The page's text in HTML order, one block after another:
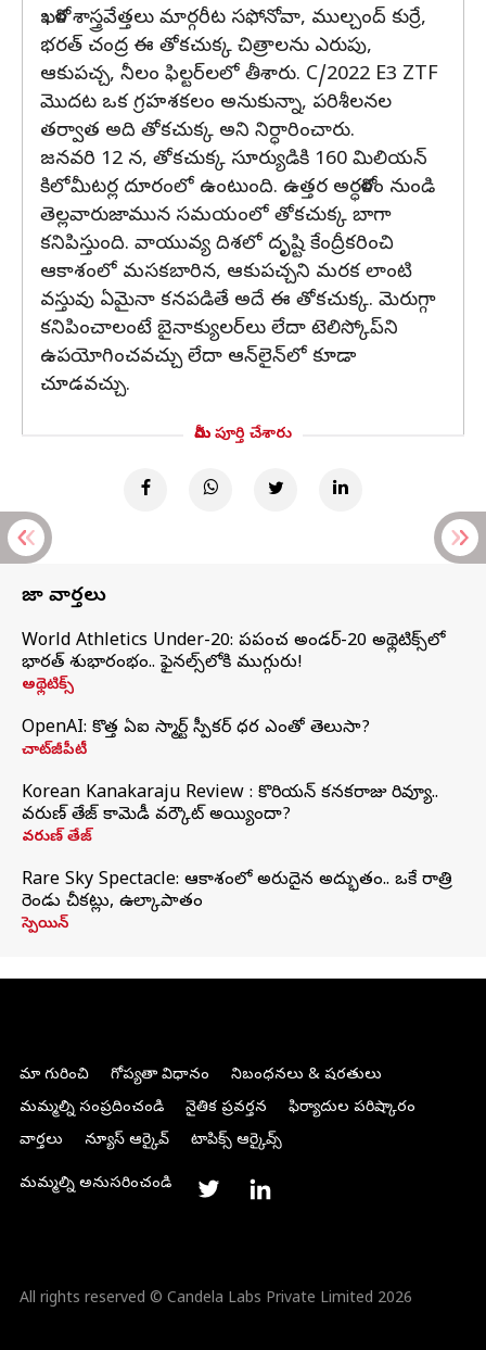
ఖగోళ శాస్త్రవేత్తలు మార్గరీట సఫోనోవా, ముల్చంద్ కుర్రే,
భరత్ చంద్ర ఈ తోకచుక్క చిత్రాలను ఎరుపు,
ఆకుపచ్చ, నీలం ఫిల్టర్‌లలో తీశారు. C/2022 E3 ZTF
మొదట ఒక గ్రహశకలం అనుకున్నా, పరిశీలనల
తర్వాత అది తోకచుక్క అని నిర్ధారించారు.
జనవరి 12 న, తోకచుక్క సూర్యుడికి 160 మిలియన్
కిలోమీటర్ల దూరంలో ఉంటుంది. ఉత్తర అర్ధగోళం నుండి
తెల్లవారుజామున సమయంలో తోకచుక్క బాగా
కనిపిస్తుంది. వాయువ్య దిశలో దృష్టి కేంద్రీకరించి
ఆకాశంలో మసకబారిన, ఆకుపచ్చని మరక లాంటి
వస్తువు ఏమైనా కనపడితే అదే ఈ తోకచుక్క. మెరుగ్గా
కనిపించాలంటే బైనాక్యులర్‌లు లేదా టెలిస్కోప్‌ని
ఉపయోగించవచ్చు లేదా ఆన్‌లైన్‌లో కూడా
చూడవచ్చు.
మీరు పూర్తి చేశారు
తాజా వార్తలు
World Athletics Under-20: ప్రపంచ అండర్-20 అథ్లెటిక్స్‌లో
భారత్‌ శుభారంభం.. ఫైనల్స్‌లోకి ముగ్గురు!
అథ్లెటిక్స్
OpenAI: కొత్త ఏఐ స్మార్ట్ స్పీకర్ ధర ఎంతో తెలుసా?
చాట్‌జీపీటీ
Korean Kanakaraju Review : కొరియన్ కనకరాజు రివ్యూ..
వరుణ్ తేజ్ కామెడీ వర్కౌట్ అయ్యిందా?
వరుణ్ తేజ్
Rare Sky Spectacle: ఆకాశంలో అరుదైన అద్భుతం.. ఒకే రాత్రి
రెండు చీకట్లు, ఉల్కాపాతం
స్పెయిన్
మా గురించి గోప్యతా విధానం
నిబంధనలు & షరతులు
మమ్మల్ని సంప్రదించండి
నైతిక ప్రవర్తన
ఫిర్యాదుల పరిష్కారం
వార్తలు
న్యూస్ ఆర్కైవ్ టాపిక్స్ ఆర్కైవ్స్
మమ్మల్ని అనుసరించండి
All rights reserved © Candela Labs Private Limited 2026